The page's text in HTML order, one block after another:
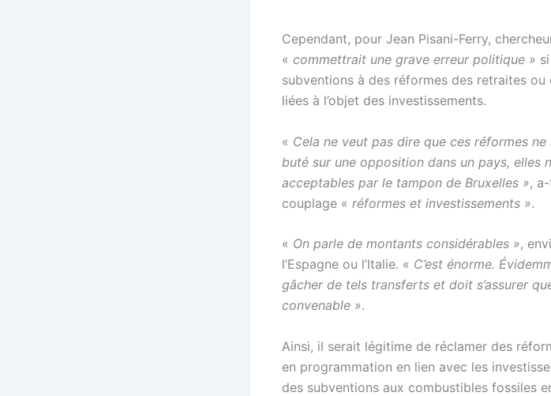
Cependant, pour Jean Pisani-Ferry,
« commettrait une grave erreur politique »
subventions à des réformes des retraites
liées à l’objet des investissements.
« Cela ne veut pas dire que ces réformes
buté sur une opposition dans un pays, elles
acceptables par le tampon de Bruxelles »,
couplage « réformes et investissements ».
« On parle de montants considérables »,
l’Espagne ou l’Italie. « C’est énorme.
gâcher de tels transferts et doit s’assurer
convenable ».
Ainsi, il serait légitime de réclamer des
en programmation en lien avec les
des subventions aux combustibles fossiles